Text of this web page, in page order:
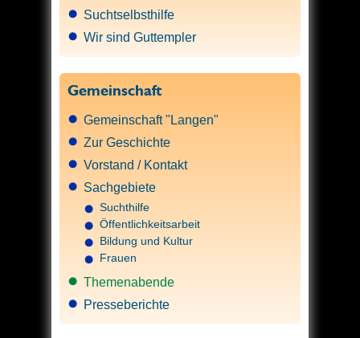
Suchtselbsthilfe
Wir sind Guttempler
Gemeinschaft
Gemeinschaft "Langen"
Zur Geschichte
Vorstand / Kontakt
Sachgebiete
Suchthilfe
Öffentlichkeitsarbeit
Bildung und Kultur
Frauen
Themenabende
Presseberichte